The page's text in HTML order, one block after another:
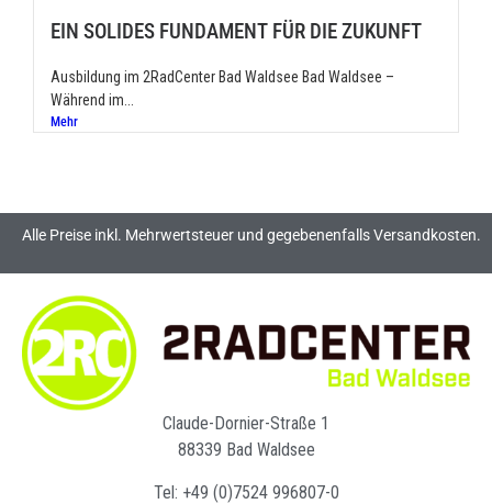
EIN SOLIDES FUNDAMENT FÜR DIE ZUKUNFT
Ausbildung im 2RadCenter Bad Waldsee Bad Waldsee –
Während im...
Mehr
Alle Preise inkl. Mehrwertsteuer und gegebenenfalls Versandkosten.
Claude-Dornier-Straße 1
88339 Bad Waldsee
Tel: +49 (0)7524 996807-0